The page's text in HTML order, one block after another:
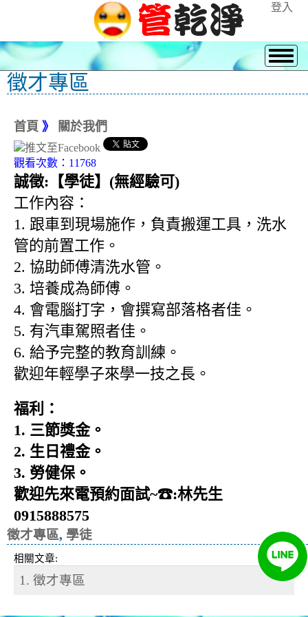
登入
徵才專區
首頁 》 關於我們
觀看次數：11768
誠徵:【學徒】(無經驗可)
工作內容：
1. 跟車到現場施作，負責搬運工具，洗水
管的前置工作。
2. 協助師傅清洗水管。
3. 培養成為師傅。
4. 會電腦打字，會撰寫部落格者佳。
5. 有汽車駕照者佳。
6. 給予完整的教育訓練。
歡迎年輕學子來學一技之長。
福利：
1. 三節獎金。
2. 生日禮金。
3. 勞健保。
歡迎先來電預約面試~☎:林先生
0915888575
徵才專區, 學徒
相關文章:
1. 徵才專區